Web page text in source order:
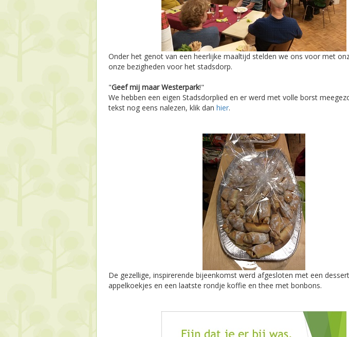
Onder het genot van een heerlijke maaltijd stelden we ons voor met
onze bezigheden voor het stadsdorp.
"Geef mij maar Westerpark!"
We hebben een eigen Stadsdorplied en er werd met volle borst
tekst nog eens nalezen, klik dan hier.
De gezellige, inspirerende bijeenkomst werd afgesloten met een
appelkoekjes en een laatste rondje koffie en thee met bonbons.